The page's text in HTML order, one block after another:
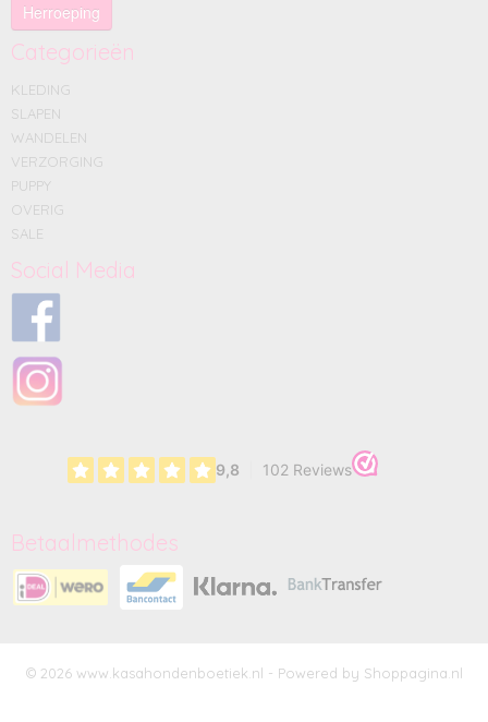
Herroeping
Categorieën
KLEDING
SLAPEN
WANDELEN
VERZORGING
PUPPY
OVERIG
SALE
Social Media
Betaalmethodes
© 2026 www.kasahondenboetiek.nl - Powered by Shoppagina.nl